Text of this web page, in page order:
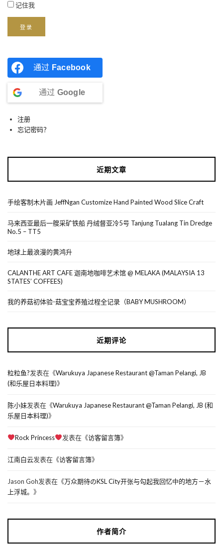
记住我
登录
通过 Facebook
通过 Google
注册
忘记密码？
近期文章
手绘客制木片画 JeffNgan Customize Hand Painted Wood Slice Craft
马来西亚最后一艘采矿铁船 丹绒督亚冷5号 Tanjung Tualang Tin Dredge
No.5 – TT5
地球上最浪漫的黄鸿升
CALANTHE ART CAFE 迦南地咖啡艺术馆 @ MELAKA (MALAYSIA 13
STATES’ COFFEES)
我的养菇初体验-菇宝宝养殖过程全记录（BABY MUSHROOM）
近期评论
粒粒鱼?发表在《Warukuya Japanese Restaurant @Taman Pelangi, JB
(和乐屋日本料理)》
陈小妹发表在《Warukuya Japanese Restaurant @Taman Pelangi, JB (和
乐屋日本料理)》
Rock Princess 发表在《访客留言簿》
江南白云发表在《访客留言簿》
Jason Goh发表在《万众期待のKSL City开张与勾起我回忆中的地方－水
上浮城。 》
作者简介